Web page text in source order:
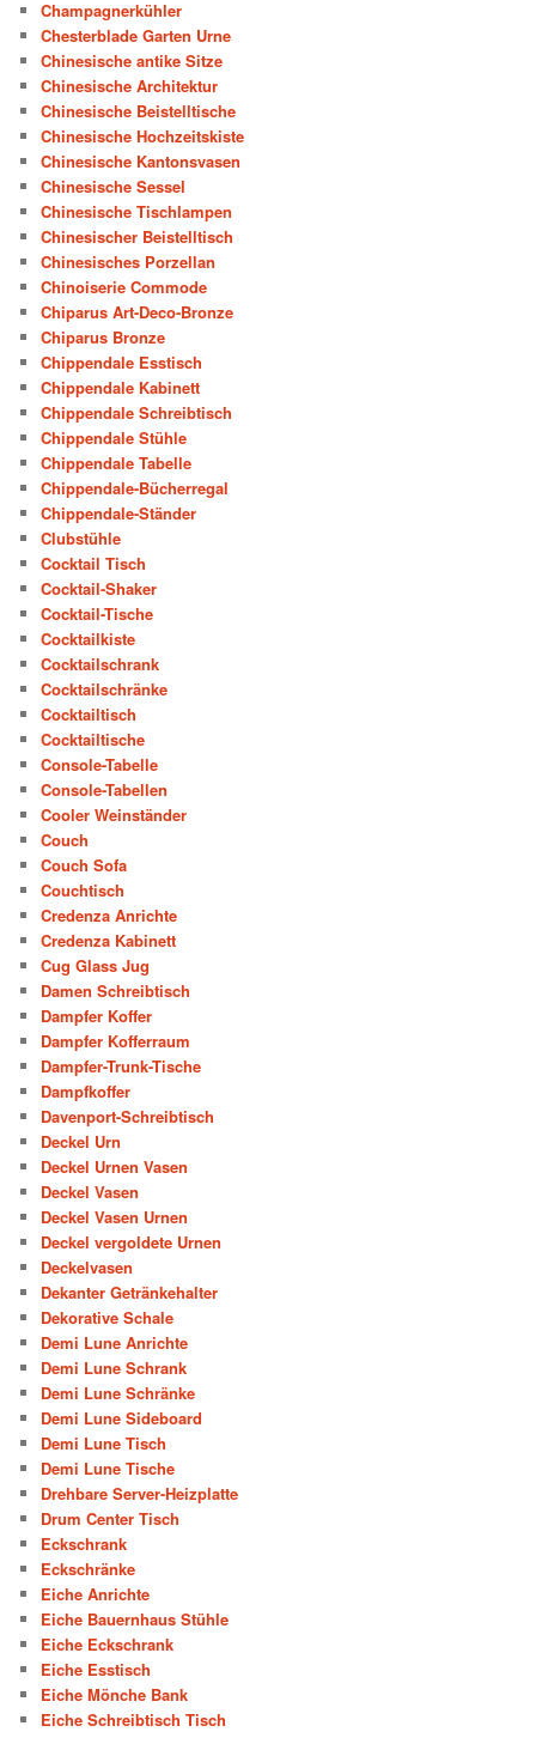
Champagnerkühler
Chesterblade Garten Urne
Chinesische antike Sitze
Chinesische Architektur
Chinesische Beistelltische
Chinesische Hochzeitskiste
Chinesische Kantonsvasen
Chinesische Sessel
Chinesische Tischlampen
Chinesischer Beistelltisch
Chinesisches Porzellan
Chinoiserie Commode
Chiparus Art-Deco-Bronze
Chiparus Bronze
Chippendale Esstisch
Chippendale Kabinett
Chippendale Schreibtisch
Chippendale Stühle
Chippendale Tabelle
Chippendale-Bücherregal
Chippendale-Ständer
Clubstühle
Cocktail Tisch
Cocktail-Shaker
Cocktail-Tische
Cocktailkiste
Cocktailschrank
Cocktailschränke
Cocktailtisch
Cocktailtische
Console-Tabelle
Console-Tabellen
Cooler Weinständer
Couch
Couch Sofa
Couchtisch
Credenza Anrichte
Credenza Kabinett
Cug Glass Jug
Damen Schreibtisch
Dampfer Koffer
Dampfer Kofferraum
Dampfer-Trunk-Tische
Dampfkoffer
Davenport-Schreibtisch
Deckel Urn
Deckel Urnen Vasen
Deckel Vasen
Deckel Vasen Urnen
Deckel vergoldete Urnen
Deckelvasen
Dekanter Getränkehalter
Dekorative Schale
Demi Lune Anrichte
Demi Lune Schrank
Demi Lune Schränke
Demi Lune Sideboard
Demi Lune Tisch
Demi Lune Tische
Drehbare Server-Heizplatte
Drum Center Tisch
Eckschrank
Eckschränke
Eiche Anrichte
Eiche Bauernhaus Stühle
Eiche Eckschrank
Eiche Esstisch
Eiche Mönche Bank
Eiche Schreibtisch Tisch